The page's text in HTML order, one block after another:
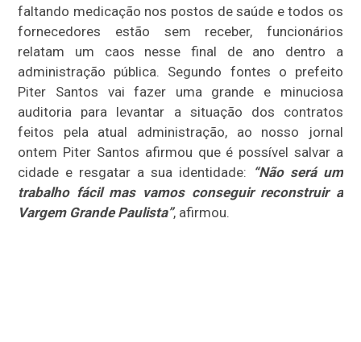
faltando medicação nos postos de saúde e todos os
fornecedores estão sem receber, funcionários
relatam um caos nesse final de ano dentro a
administração pública. Segundo fontes o prefeito
Piter Santos vai fazer uma grande e minuciosa
auditoria para levantar a situação dos contratos
feitos pela atual administração, ao nosso jornal
ontem Piter Santos afirmou que é possível salvar a
cidade e resgatar a sua identidade: “Não será um
trabalho fácil mas vamos conseguir reconstruir a
Vargem Grande Paulista”, afirmou.